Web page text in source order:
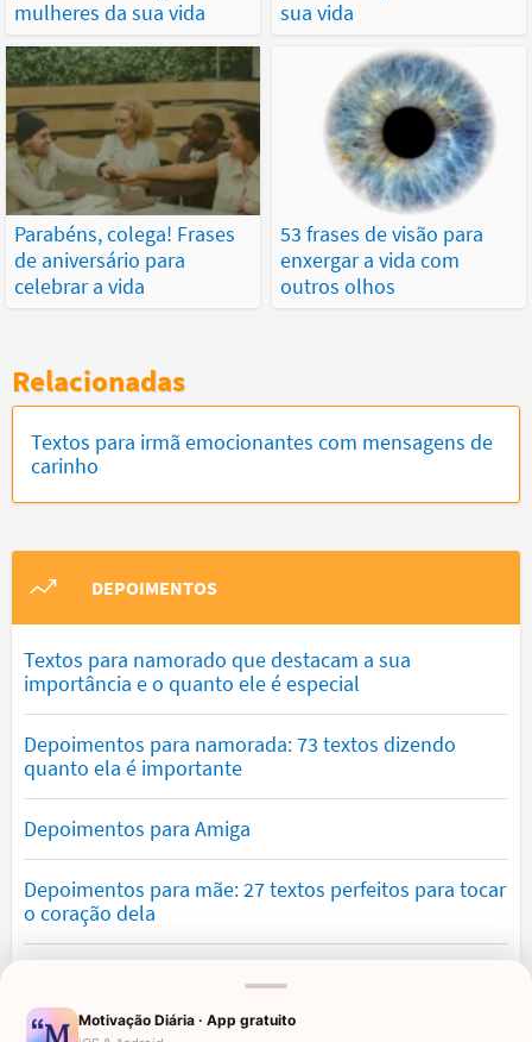
mulheres da sua vida
sua vida
Parabéns, colega! Frases
de aniversário para
celebrar a vida
53 frases de visão para
enxergar a vida com
outros olhos
Relacionadas
Textos para irmã emocionantes com mensagens de
carinho
DEPOIMENTOS
Textos para namorado que destacam a sua
importância e o quanto ele é especial
Depoimentos para namorada: 73 textos dizendo
quanto ela é importante
Depoimentos para Amiga
Depoimentos para mãe: 27 textos perfeitos para tocar
o coração dela
Motivação Diária · App gratuito